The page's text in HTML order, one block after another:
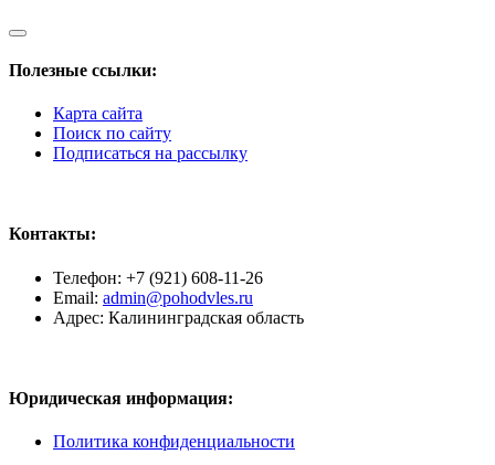
Полезные ссылки:
Карта сайта
Поиск по сайту
Подписаться на рассылку
Контакты:
Телефон: +7 (921) 608-11-26
Email: admin@pohodvles.ru
Адрес: Калининградская область
Юридическая информация:
Политика конфиденциальности